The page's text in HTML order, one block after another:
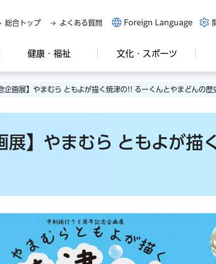
総合トップ よくある質問 Foreign Language
健康・福祉 文化・スポーツ
画展】やまむら ともよが描く焼津の!! るーくんとやまどんの歴
】やまむら ともよが描